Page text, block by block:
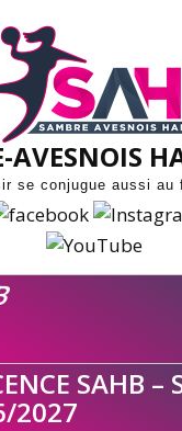
AVESNOIS
se conjugue aussi au
SAHB –
2027